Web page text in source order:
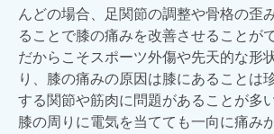
んどの場合、足関節の調整や骨格の歪
ることで膝の痛みを改善させることが
だからこそスポーツ外傷や先天的な形
り、膝の痛みの原因は膝にあることは
する関節や筋肉に問題があることが多
膝の周りに電気を当てても一向に痛み